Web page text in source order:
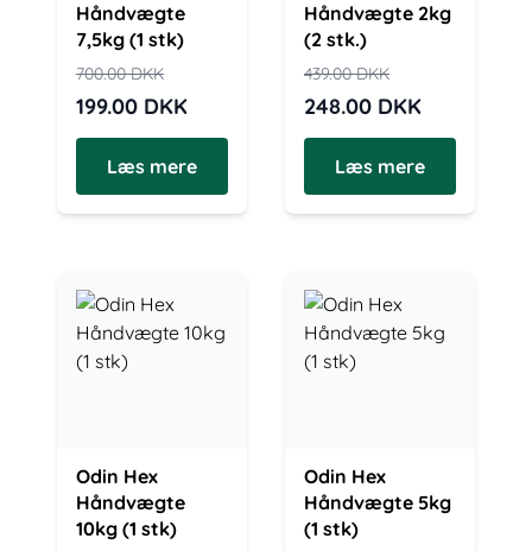
Håndvægte
7,5kg (1 stk)
700.00DKK
199.00 DKK
Læs mere
Håndvægte 2kg
(2 stk.)
439.00DKK
248.00 DKK
Læs mere
Odin Hex
Håndvægte
10kg (1 stk)
Odin Hex
Håndvægte 5kg
(1 stk)